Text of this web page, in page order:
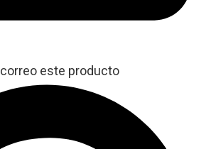
este producto